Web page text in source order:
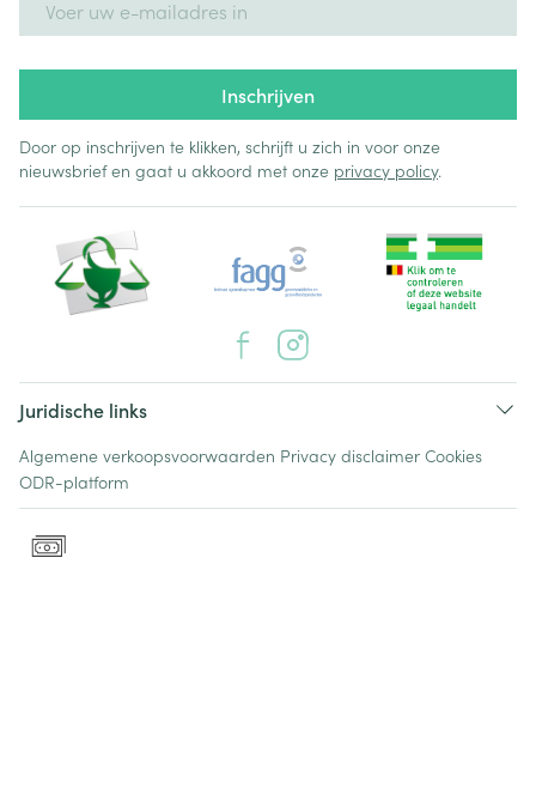
Inschrijven
Door op inschrijven te klikken, schrijft u zich in voor onze
nieuwsbrief en gaat u akkoord met onze privacy policy.
Juridische links
Algemene verkoopsvoorwaarden Privacy disclaimer Cookies
ODR-platform